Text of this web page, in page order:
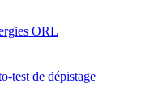
ORL
test de dépistage